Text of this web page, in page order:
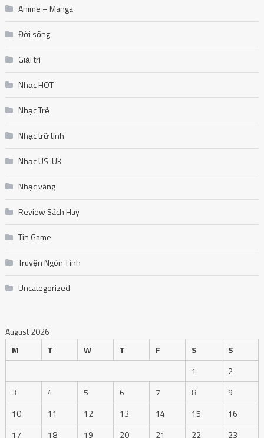
Anime – Manga
Đời sống
Giải trí
Nhạc HOT
Nhạc Trẻ
Nhạc trữ tình
Nhạc US-UK
Nhạc vàng
Review Sách Hay
Tin Game
Truyện Ngôn Tình
Uncategorized
August 2026
M
T W T F S
S
1
2
3
4 5 6 7 8
9
10
11 12 13 14 15
16
17
18 19 20 21 22 23